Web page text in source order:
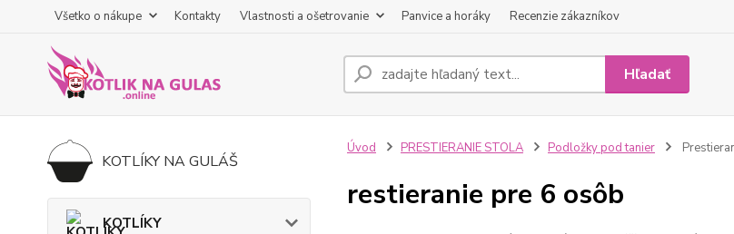
Všetko o nákupe Kontakty Vlastnosti a ošetrovanie Panvice a horáky Recenzie zákazníkov
Hľadať
KOTLÍKY NA GULÁŠ
KOTLÍKY
Úvod PRESTIERANIE STOLA Podložky pod tanier
restieranie pre 6 osôb